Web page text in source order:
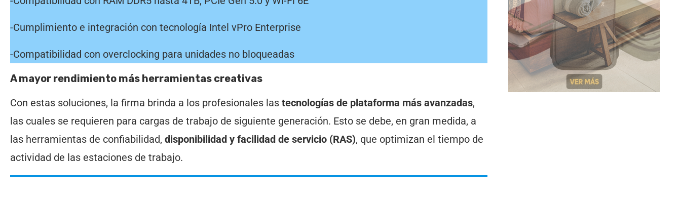
-Cumplimiento e integración con tecnología Intel vPro Enterprise
-Compatibilidad con overclocking para unidades no bloqueadas
A mayor rendimiento más herramientas creativas
Con estas soluciones, la firma brinda a los profesionales las tecnologías de plataforma más avanzadas,
las cuales se requieren para cargas de trabajo de siguiente generación. Esto se debe, en gran medida, a
las herramientas de confiabilidad, disponibilidad y facilidad de servicio (RAS), que optimizan el tiempo de
actividad de las estaciones de trabajo.